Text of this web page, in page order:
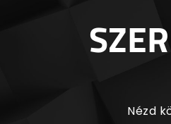
Nézd